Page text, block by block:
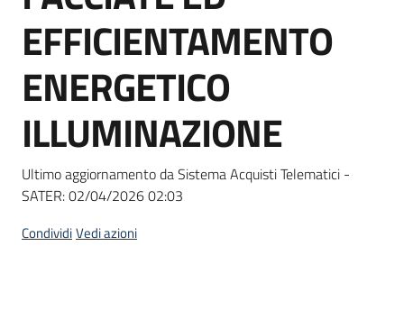
EFFICIENTAMENTO
ENERGETICO
ILLUMINAZIONE
Ultimo aggiornamento da Sistema Acquisti Telematici -
SATER:02/04/2026 02:03
CondividiVedi azioni